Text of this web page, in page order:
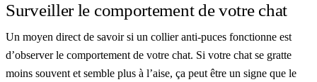
Surveiller le comportement de votre chat
Un moyen direct de savoir si un collier anti-puces fonctionne est
d’observer le comportement de votre chat. Si votre chat se gratte
moins souvent et semble plus à l’aise, ça peut être un signe que le